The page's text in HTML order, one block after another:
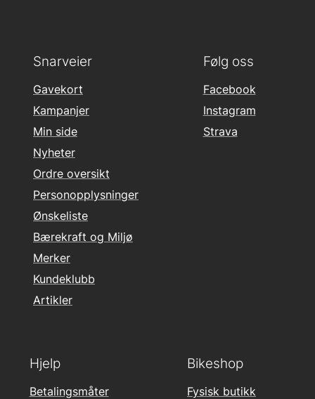
Følg oss
Facebook
Instagram
Strava
Hjelp
Betalingsmåter
Snarveier
Gavekort
Kampanjer
Min side
Nyheter
Ordre oversikt
Personopplysninger
Ønskeliste
Bærekraft og Miljø
Merker
Kundeklubb
Artikler
Bikeshop
Fysisk butikk